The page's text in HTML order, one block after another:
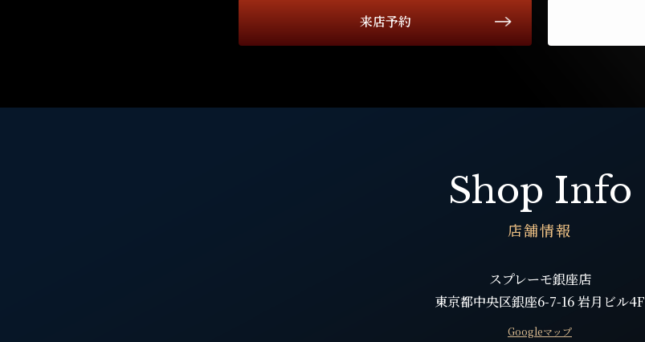
来店予約
Shop Info
店舗情報
スプレーモ銀座店
東京都中央区銀座6-7-16 岩月ビル4F
Googleマップ